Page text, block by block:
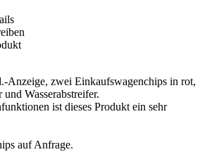
Anzeige, zwei Einkaufswagenchips in rot,
und Wasserabstreifer.
ist dieses Produkt ein sehr
auf Anfrage.